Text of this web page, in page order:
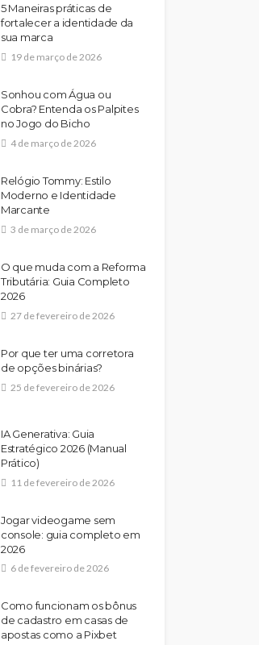
5 Maneiras práticas de
fortalecer a identidade da
sua marca
19 de março de 2026
Sonhou com Água ou
Cobra? Entenda os Palpites
no Jogo do Bicho
4 de março de 2026
Relógio Tommy: Estilo
Moderno e Identidade
Marcante
3 de março de 2026
O que muda com a Reforma
Tributária: Guia Completo
2026
27 de fevereiro de 2026
Por que ter uma corretora
de opções binárias?
25 de fevereiro de 2026
IA Generativa: Guia
Estratégico 2026 (Manual
Prático)
11 de fevereiro de 2026
Jogar videogame sem
console: guia completo em
2026
6 de fevereiro de 2026
Como funcionam os bônus
de cadastro em casas de
apostas como a Pixbet